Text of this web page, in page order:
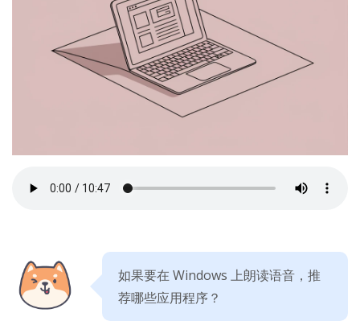
如果要在 Windows 上朗读语音，推
荐哪些应用程序？